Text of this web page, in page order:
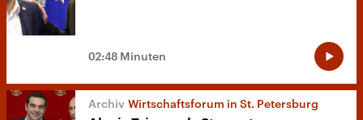
02:48 Minuten
Wirtschaftsforum in St. Petersburg